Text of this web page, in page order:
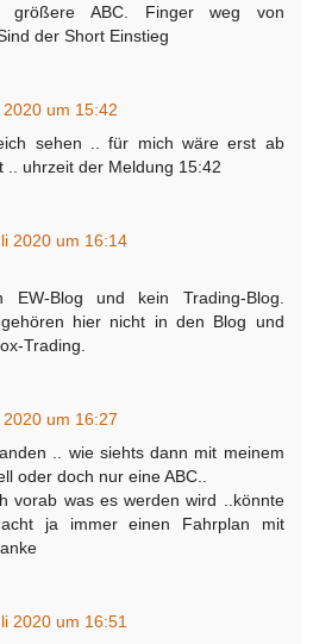
größere ABC. Finger weg von
der Short Einstieg
um 15:42
sehen .. für mich wäre erst ab
.. uhrzeit der Meldung 15:42
2020 um 16:14
Blog und kein Trading-Blog.
hier nicht in den Blog und
Trading.
um 16:27
.. wie siehts dann mit meinem
oder doch nur eine ABC..
vorab was es werden wird ..könnte
ja immer einen Fahrplan mit
2020 um 16:51